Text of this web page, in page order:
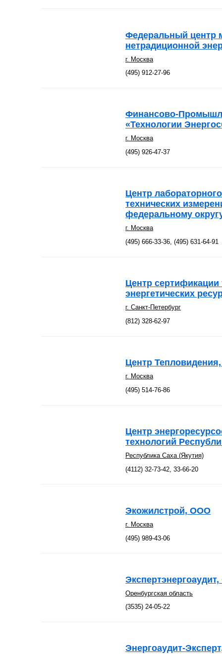
Федеральный центр
нетрадиционной
г. Москва
(495) 912-27-96
Финансово-
«Технологии
г. Москва
(495) 926-47-37
Центр
технических
федеральному
г. Москва
(495) 666-33-36, (495) 631-64-91
Центр сертификации
энергетических
г. Санкт-Петербург
(812) 328-62-97
Центр
г. Москва
(495) 514-76-86
Центр
технологий
Республика Саха (Якутия)
(4112) 32-73-42, 33-66-20
Экожилстрой, ООО
г. Москва
(495) 989-43-06
Оренбургская область
(3535) 24-05-22
Энергоаудит-